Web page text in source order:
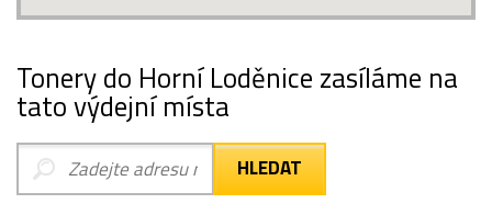
Tonery do Horní Loděnice zasíláme na
tato výdejní místa